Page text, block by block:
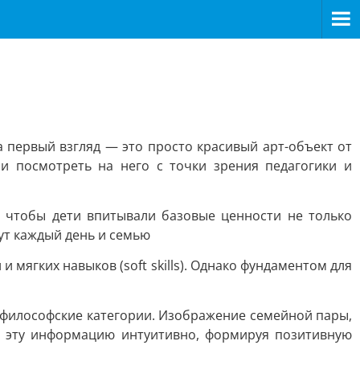
взгляд — это просто красивый арт-объект от
посмотреть на него с точки зрения педагогики и
дети впитывали базовые ценности не только
каждый день и семью
мягких навыков (soft skills). Однако фундаментом для
категории. Изображение семейной пары,
информацию интуитивно, формируя позитивную